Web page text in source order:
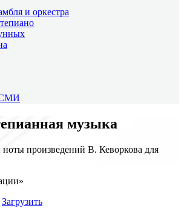
и оркестра
СМИ
музыка
ноты произведений В. Кеворкова для
Загрузить